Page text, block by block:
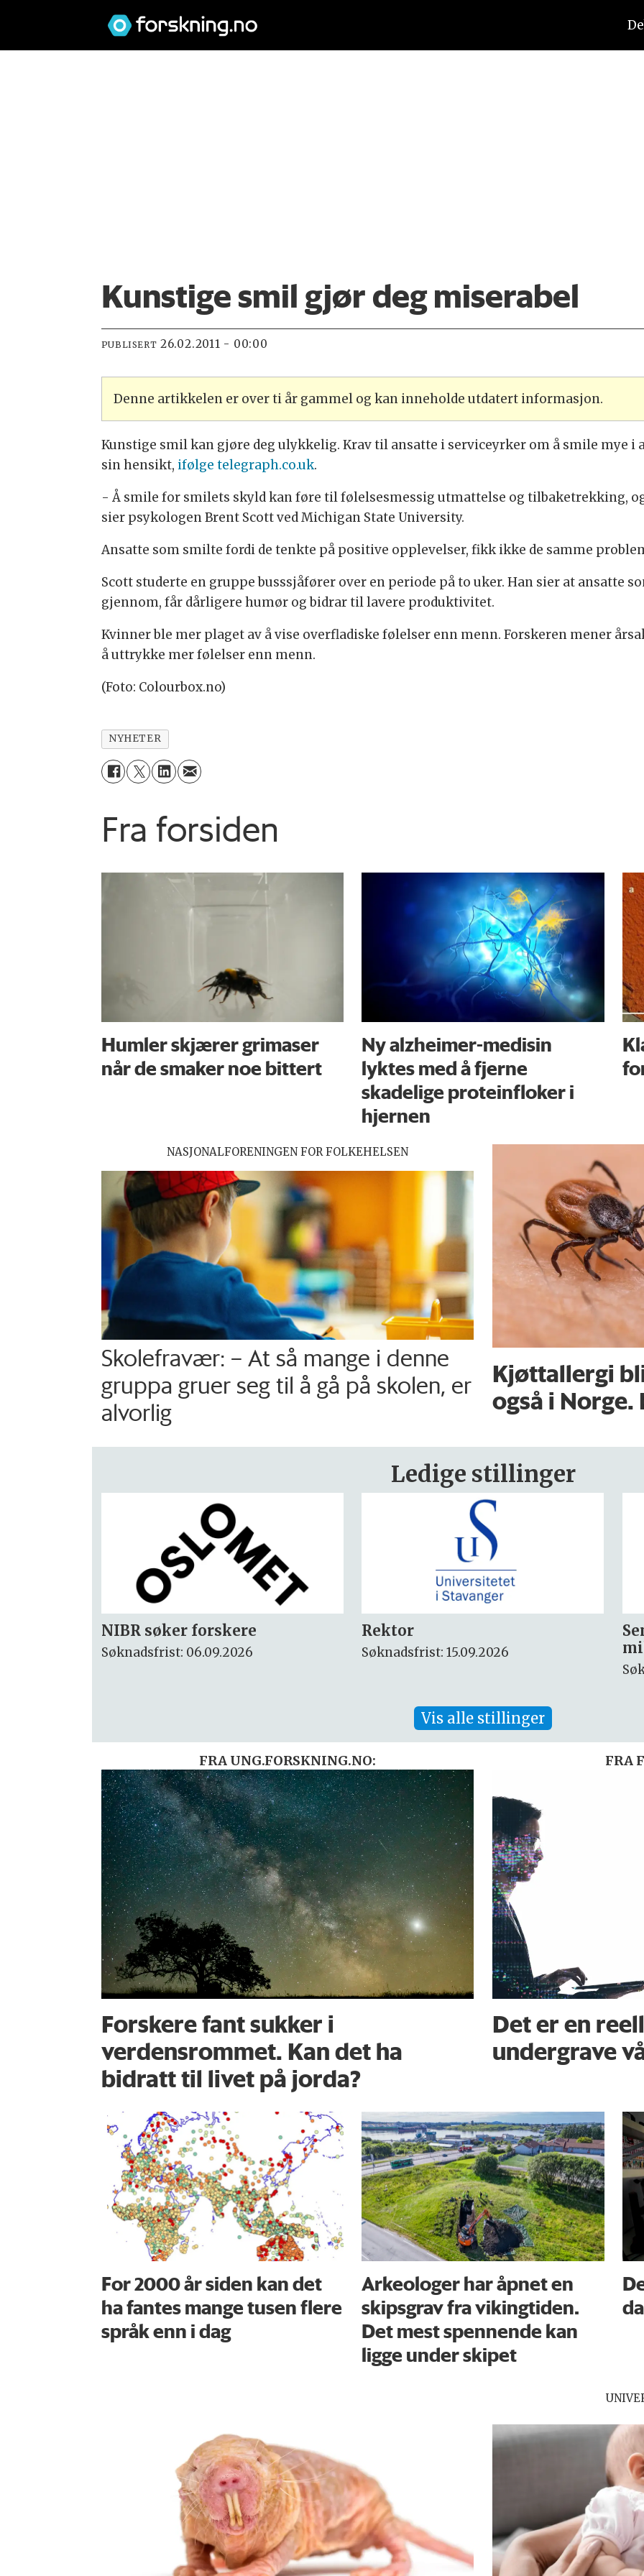
Kunstige smil gjør deg miserabel
PUBLISERT 26.02.2011 - 00:00
Denne artikkelen er over ti år gammel og kan inneholde utdatert informasjon.
Kunstige smil kan gjøre deg ulykkelig. Krav til ansatte i serviceyrker om å smile mye
sin hensikt, ifølge telegraph.co.uk.
- Å smile for smilets skyld kan føre til følelsesmessig utmattelse og tilbaketrekking,
sier psykologen Brent Scott ved Michigan State University.
Ansatte som smilte fordi de tenkte på positive opplevelser, fikk ikke de samme
Scott studerte en gruppe busssjåfører over en periode på to uker. Han sier at ansatte
gjennom, får dårligere humør og bidrar til lavere produktivitet.
Kvinner ble mer plaget av å vise overfladiske følelser enn menn. Forskeren mener
å uttrykke mer følelser enn menn.
(Foto: Colourbox.no)
NYHETER
Fra forsiden
Humler skjærer grimaser
når de smaker noe bittert
Ny alzheimer-medisin
lyktes med å fjerne
skadelige proteinfloker i
hjernen
NASJONALFORENINGEN FOR FOLKEHELSEN
Skolefravær: – At så mange i denne
gruppa gruer seg til å gå på skolen, er
alvorlig
Kjøttallergi
også i
Ledige stillinger
Rektor
Søknadsfrist: 15.09.2026
Seniorforsker innen
miljøkjemi og arktisk miljø
Vis alle stillinger
FRA UNG.FORSKNING.NO:
Forskere fant sukker i
verdensrommet. Kan det ha
bidratt til livet på jorda?
FRA
Det er en
undergrave
For 2000 år siden kan det
ha fantes mange tusen flere
språk enn i dag
Arkeologer har åpnet en
skipsgrav fra vikingtiden.
Det mest spennende kan
ligge under skipet